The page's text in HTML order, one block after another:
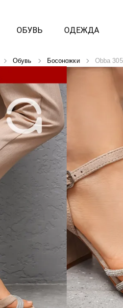
ОБУВЬ ОДЕЖДА
Обувь Босоножки Obba